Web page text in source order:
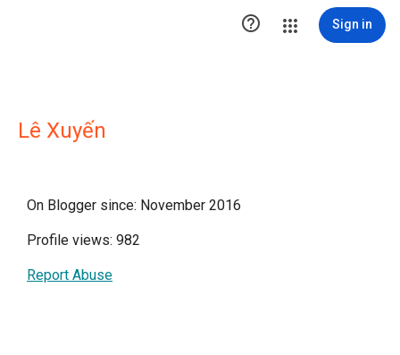
 Sign in
Lê Xuyến
On Blogger since: November 2016
Profile views: 982
Report Abuse